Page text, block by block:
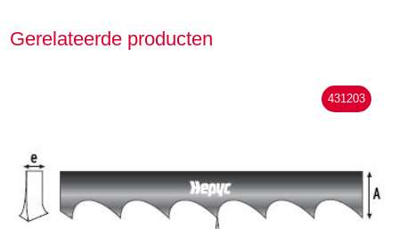
Gerelateerde producten
431203